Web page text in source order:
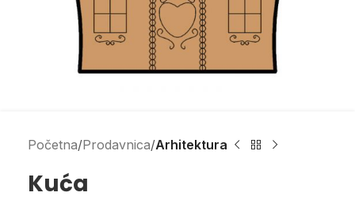
Početna Prodavnica Arhitektura
Kuća